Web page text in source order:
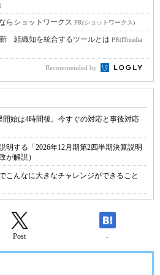
らショットワークス PR(ショットワークス)
組織知を統合するツールとは PR(ITmedia
Recommended by
開始は4時間後。今すぐの対応と事後対応
明する「2026年12月期第2四半期決算説明
が解説）
こんなに大きなチャレンジができること
Post -